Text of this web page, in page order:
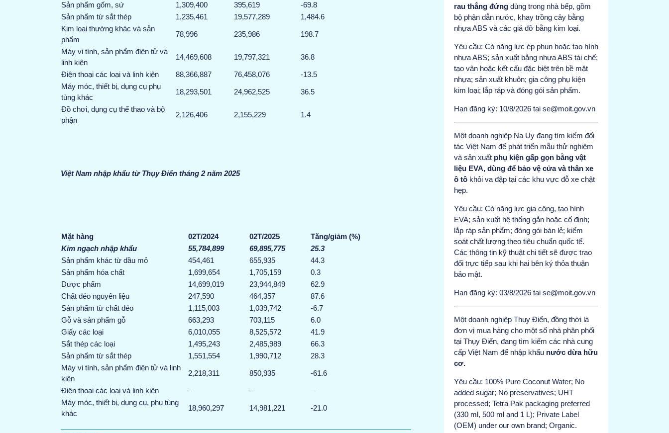
Sản phẩm gốm, sứ
1,309,400 395,619
-69.8
Sản phẩm từ sắt thép
1,235,461 19,577,289
1,484.6
Kim loại thường khác và sản
phẩm
78,996 235,986 198.7
Máy vi tính, sản phẩm điện tử và
linh kiện
14,469,608 19,797,321 36.8
Điện thoại các loại và linh kiện 88,366,887 76,458,076
-13.5
Máy móc, thiết bị, dụng cụ phụ
tùng khác
18,293,501 24,962,525 36.5
Đồ chơi, dụng cụ thể thao và bộ
phận
2,126,406 2,155,229 1.4
Việt Nam nhập khẩu từ Thụy Điển tháng 2 năm 2025
Mặt hàng 02T/2024 02T/2025
Tăng/giảm (%)
Kim ngạch nhập khẩu
55,784,899 69,895,775
25.3
Sản phẩm khác từ dầu mỏ
454,461 655,935
44.3
Sản phẩm hóa chất
1,699,654 1,705,159
0.3
Dược phẩm
14,699,019 23,944,849
62.9
Chất dẻo nguyên liệu
247,590 464,357
87.6
Sản phẩm từ chất dẻo
1,115,003 1,039,742
-6.7
Gỗ và sản phẩm gỗ
663,293 703,115
6.0
Giấy các loại
6,010,055 8,525,572
41.9
Sắt thép các loại
1,495,243 2,485,989
66.3
Sản phẩm từ sắt thép
1,551,554 1,990,712
28.3
Máy vi tính, sản phẩm điện tử và linh
kiện
2,218,311 850,935 -61.6
Điện thoại các loại và linh kiện – –
–
Máy móc, thiết bị, dụng cụ, phụ tùng
khác
18,960,297 14,981,221 -21.0
rau thẳng đứng dùng trong nhà bếp, gồm
bộ phận dẫn nước, khay trồng cây bằng
nhựa ABS và các giá đỡ bằng kim loại.
Yêu cầu: Có năng lực ép phun hoặc tạo hình
nhựa ABS; sản xuất bằng nhựa ABS tái chế;
tạo vân hoặc kết cấu đặc biệt trên bề mặt
nhựa; sản xuất khuôn; gia công phụ kiện
kim loại; lắp ráp và đóng gói sản phẩm.
Hạn đăng ký: 10/8/2026 tại se@moit.gov.vn
Một doanh nghiệp Na Uy đang tìm kiếm đối
tác Việt Nam để phát triển mẫu thử nghiệm
và sản xuất phụ kiện gấp gọn bằng vật
liệu EVA, dùng để bảo vệ cửa và thân xe
ô tô khỏi va đập tại các khu vực đỗ xe chật
hẹp.
Yêu cầu: Có năng lực gia công, tạo hình
EVA; sản xuất hệ thống gắn hoặc cố định;
lắp ráp sản phẩm; đóng gói bán lẻ; kiểm
soát chất lượng theo tiêu chuẩn quốc tế.
Các thông tin kỹ thuật chi tiết sẽ được trao
đổi trực tiếp sau khi hai bên ký thỏa thuận
bảo mật.
Hạn đăng ký: 03/8/2026 tại se@moit.gov.vn
Một doanh nghiệp Thụy Điển, đồng thời là
đơn vị mua hàng cho một số nhà phân phối
tại Thụy Điển, đang tìm kiếm các nhà cung
cấp Việt Nam để nhập khẩu nước dừa hữu
cơ.
Yêu cầu: 100% Pure Coconut Water; No
added sugar; No preservatives; UHT
processed; Tetra Pak packaging preferred
(330 ml, 500 ml and 1 L); Private Label
(OEM) under our own brand; Organic.